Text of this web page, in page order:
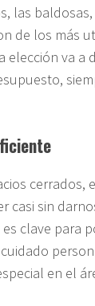
las
de los más
elección va a
cerrados,
casi sin
clave para
en el